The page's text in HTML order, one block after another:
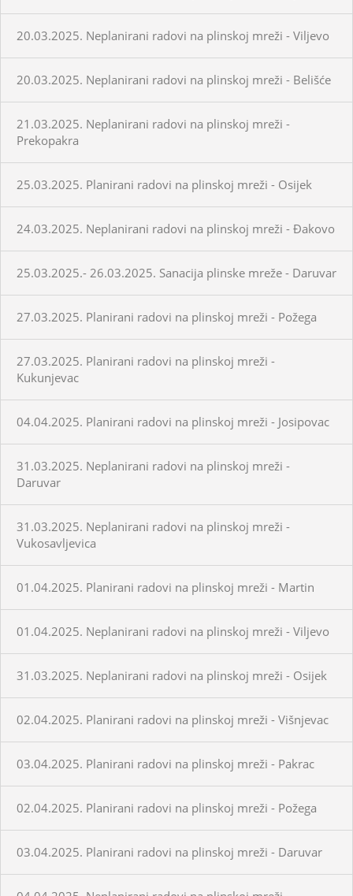
20.03.2025. Neplanirani radovi na plinskoj mreži - Viljevo
20.03.2025. Neplanirani radovi na plinskoj mreži - Belišće
21.03.2025. Neplanirani radovi na plinskoj mreži -
Prekopakra
25.03.2025. Planirani radovi na plinskoj mreži - Osijek
24.03.2025. Neplanirani radovi na plinskoj mreži - Đakovo
25.03.2025.- 26.03.2025. Sanacija plinske mreže - Daruvar
27.03.2025. Planirani radovi na plinskoj mreži - Požega
27.03.2025. Planirani radovi na plinskoj mreži -
Kukunjevac
04.04.2025. Planirani radovi na plinskoj mreži - Josipovac
31.03.2025. Neplanirani radovi na plinskoj mreži -
Daruvar
31.03.2025. Neplanirani radovi na plinskoj mreži -
Vukosavljevica
01.04.2025. Planirani radovi na plinskoj mreži - Martin
01.04.2025. Neplanirani radovi na plinskoj mreži - Viljevo
31.03.2025. Neplanirani radovi na plinskoj mreži - Osijek
02.04.2025. Planirani radovi na plinskoj mreži - Višnjevac
03.04.2025. Planirani radovi na plinskoj mreži - Pakrac
02.04.2025. Planirani radovi na plinskoj mreži - Požega
03.04.2025. Planirani radovi na plinskoj mreži - Daruvar